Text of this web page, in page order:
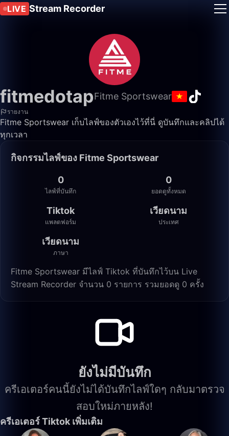
LIVE Stream Recorder
fitmedotapFitme Sportswear
รายงาน
Fitme Sportswear เก็บไลฟ์ของตัวเองไว้ที่นี่ ดูบันทึกและคลิปได้
ทุกเวลา
กิจกรรมไลฟ์ของ Fitme Sportswear
0
ไลฟ์ที่บันทึก
0
ยอดดูทั้งหมด
Tiktok
แพลตฟอร์ม
เวียดนาม
ประเทศ
เวียดนาม
ภาษา
Fitme Sportswear มีไลฟ์ Tiktok ที่บันทึกไว้บน Live
Stream Recorder จำนวน 0 รายการ รวมยอดดู 0 ครั้ง
ยังไม่มีบันทึก
ครีเอเตอร์คนนี้ยังไม่ได้บันทึกไลฟ์ใดๆ กลับมาตรวจ
สอบใหม่ภายหลัง!
ครีเอเตอร์ Tiktok เพิ่มเติม